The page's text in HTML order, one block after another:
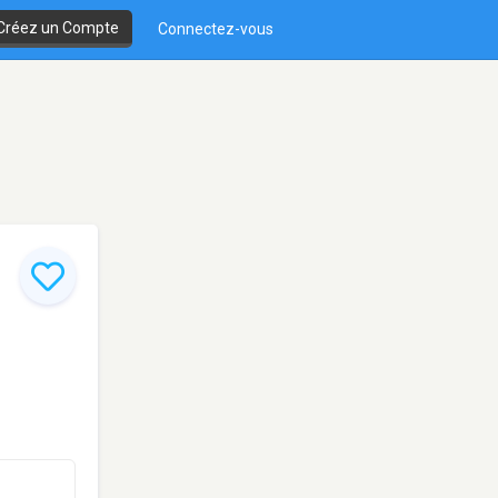
un Compte Connectez-vous